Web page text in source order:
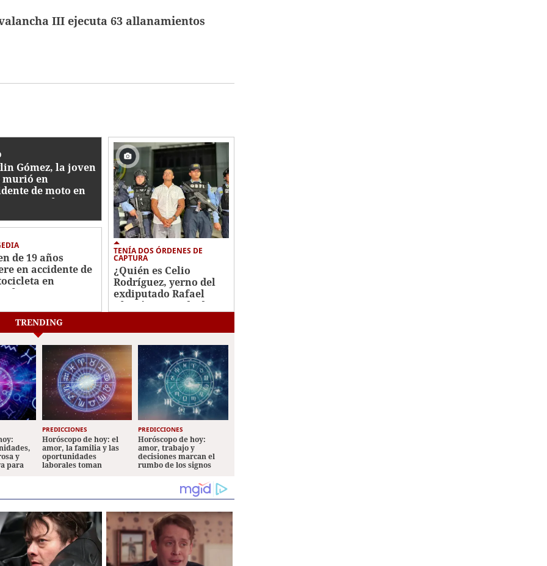
III ejecuta 63 allanamientos
Gómez, la joven
murió en
de moto en
"Duele su
de 19 años
en accidente de
en
Lepaera
TENÍA DOS ÓRDENES DE
CAPTURA
¿Quién es Celio
Rodríguez, yerno del
exdiputado Rafael
Alegría, acusado de
TRENDING
y
para
PREDICCIONES
Horóscopo de hoy: el
amor, la familia y las
oportunidades
laborales toman
PREDICCIONES
Horóscopo de hoy:
amor, trabajo y
decisiones marcan el
rumbo de los signos